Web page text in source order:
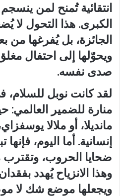
انتقائية تُمنح لمن
الكبرى. هذا التحول
الجائزة، بل يُفرغها من
ويحوّلها إلى احتفال
صدى نفسه.
لقد كانت نوبل للسلام،
منارة للضمير
مانديلا، أو ملالا
إنسانية. أما اليوم،
ضحايا الحروب،
وهذا الانزياح يُهدد
ويجعلها موضع شك لا